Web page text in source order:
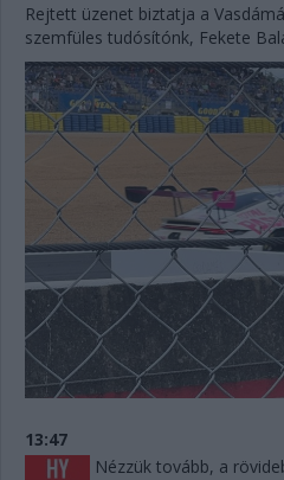
Rejtett üzenet biztatja a
szemfüles tudósítónk, Fekete
13:47
Nézzük tovább, a